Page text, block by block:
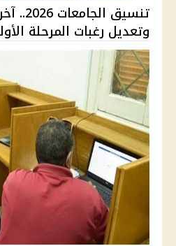
تنسيق
وتعديل رغبات المرحلة